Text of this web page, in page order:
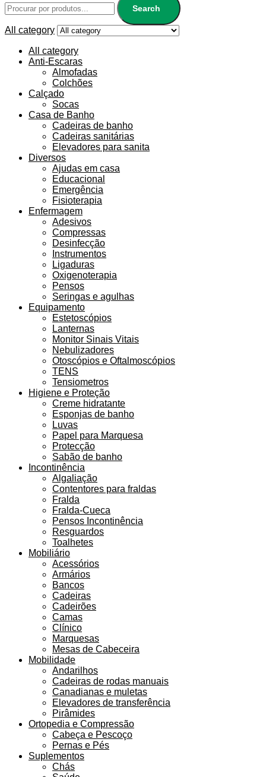
Search
All category
All category
Anti-Escaras
Almofadas
Colchões
Calçado
Socas
Casa de Banho
Cadeiras de banho
Cadeiras sanitárias
Elevadores para sanita
Diversos
Ajudas em casa
Educacional
Emergência
Fisioterapia
Enfermagem
Adesivos
Compressas
Desinfecção
Instrumentos
Ligaduras
Oxigenoterapia
Pensos
Seringas e agulhas
Equipamento
Estetoscópios
Lanternas
Monitor Sinais Vitais
Nebulizadores
Otoscópios e Oftalmoscópios
TENS
Tensiometros
Higiene e Proteção
Creme hidratante
Esponjas de banho
Luvas
Papel para Marquesa
Protecção
Sabão de banho
Incontinência
Algaliação
Contentores para fraldas
Fralda
Fralda-Cueca
Pensos Incontinência
Resguardos
Toalhetes
Mobiliário
Acessórios
Armários
Bancos
Cadeiras
Cadeirões
Camas
Clínico
Marquesas
Mesas de Cabeceira
Mobilidade
Andarilhos
Cadeiras de rodas manuais
Canadianas e muletas
Elevadores de transferência
Pirâmides
Ortopedia e Compressão
Cabeça e Pescoço
Pernas e Pés
Suplementos
Chás